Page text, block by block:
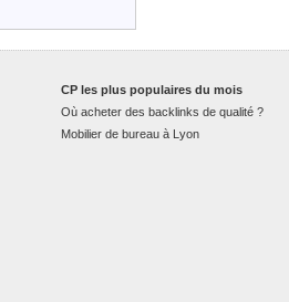
CP les plus populaires du mois
Où acheter des backlinks de qualité ?
Mobilier de bureau à Lyon